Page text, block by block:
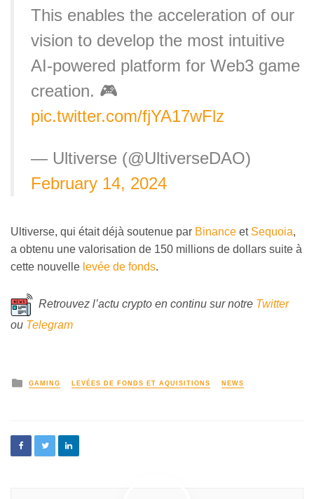
This enables the acceleration of our
vision to develop the most intuitive
AI-powered platform for Web3 game
creation. 🎮
pic.twitter.com/fjYA17wFlz
— Ultiverse (@UltiverseDAO)
February 14, 2024
Ultiverse, qui était déjà soutenue par Binance et Sequoia,
a obtenu une valorisation de 150 millions de dollars suite à
cette nouvelle levée de fonds.
Retrouvez l’actu crypto en continu sur notre Twitter
ou Telegram
GAMING LEVÉES DE FONDS ET AQUISITIONS NEWS